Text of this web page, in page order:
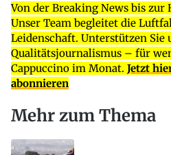
Von der Breaking News bis zur
Unser Team begleitet die
Leidenschaft. Unterstützen Sie
Qualitätsjournalismus – für
Cappuccino im Monat. Jetzt
abonnieren
Mehr zum Thema